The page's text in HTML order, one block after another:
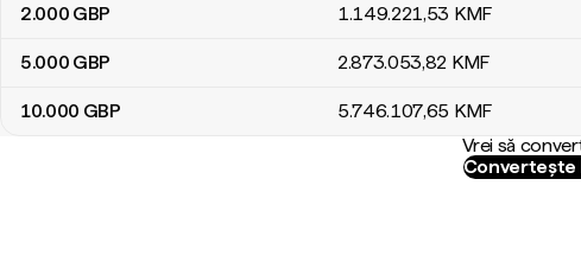
2.000 GBP 1.149.221,53 KMF
5.000 GBP 2.873.053,82 KMF
10.000 GBP 5.746.107,65 KMF
Vrei să
Convertește